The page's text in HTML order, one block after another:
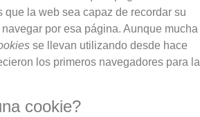
que la web sea capaz de recordar su
por esa página. Aunque mucha
se llevan utilizando desde hace
los primeros navegadores para la
cookie?